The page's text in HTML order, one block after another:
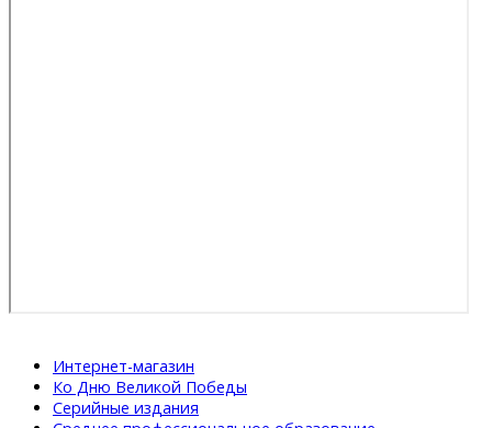
Интернет-магазин
Ко Дню Великой Победы
Серийные издания